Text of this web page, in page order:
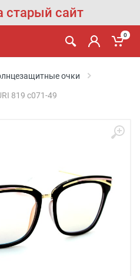
старый сайт
0
очки
819 с071-49